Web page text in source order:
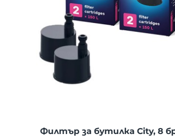
Филтър за бутилка City, 8